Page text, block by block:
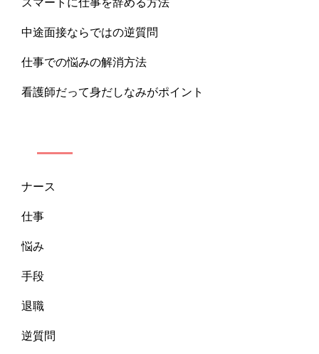
中途面接ならではの逆質問
仕事での悩みの解消方法
看護師だって身だしなみがポイント
ナース
仕事
悩み
手段
退職
逆質問